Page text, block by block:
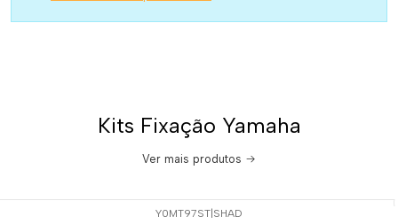
Kits Fixação Yamaha
Ver mais produtos
Y0MT97ST SHAD